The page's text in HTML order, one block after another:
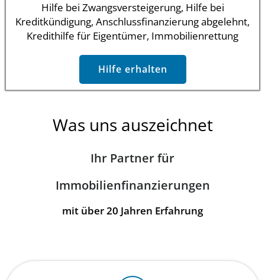
Hilfe bei Zwangsversteigerung, Hilfe bei
Kreditkündigung, Anschlussfinanzierung abgelehnt,
Kredithilfe für Eigentümer, Immobilienrettung
Hilfe erhalten
Was uns auszeichnet
Ihr Partner für
Immobilienfinanzierungen
mit über 20 Jahren Erfahrung